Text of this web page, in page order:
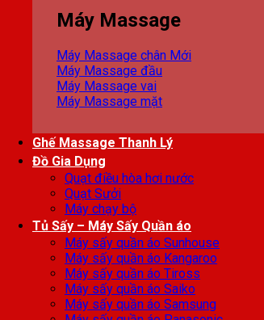
Máy Massage
Máy Massage chân
Máy Massage đầu
Máy Massage vai
Máy Massage mặt
Ghế Massage Thanh Lý
Đồ Gia Dụng
Quạt điều hòa hơi nước
Quạt Sưởi
Máy chạy bộ
Tủ Sấy – Máy Sấy Quần áo
Máy sấy quần áo Sunhouse
Máy sấy quần áo Kangaroo
Máy sấy quần áo Tiross
Máy sấy quần áo Saiko
Máy sấy quần áo Samsung